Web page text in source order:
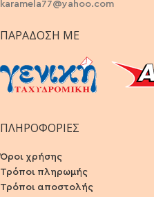
karamela77@yahoo.com
ΠΑΡΆΔΟΣΗ ΜΕ
ΠΛΗΡΟΦΟΡΙΕΣ
Όροι χρήσης
Τρόποι πληρωμής
Τρόποι αποστολής